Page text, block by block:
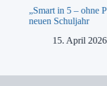
„Smart in 5 – ohne
neuen Schuljahr
15. April 2026